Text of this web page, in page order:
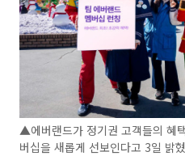
▲에버랜드가 정기권 고객들의 혜
버십을 새롭게 선보인다고 3일 밝